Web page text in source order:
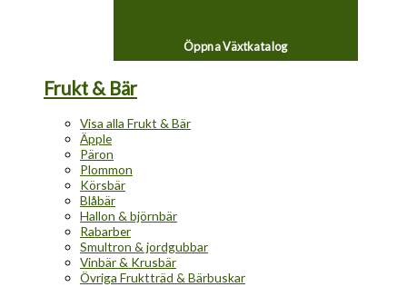
Öppna Växtkatalog
Frukt & Bär
Visa alla Frukt & Bär
Äpple
Päron
Plommon
Körsbär
Blåbär
Hallon & björnbär
Rabarber
Smultron & jordgubbar
Vinbär & Krusbär
Övriga Fruktträd & Bärbuskar